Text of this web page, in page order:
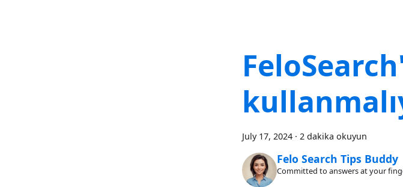
July 17, 2024 · 2 dakika okuyun
Felo Search Tips Buddy
Committed to answers at your